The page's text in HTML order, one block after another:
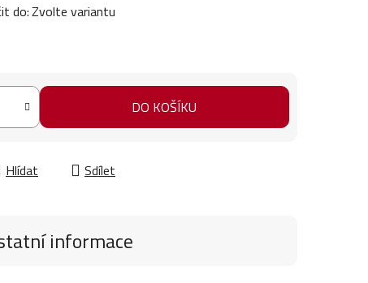
do:Zvolte variantu
DO KOŠÍKU
Hlídat Sdílet
informace